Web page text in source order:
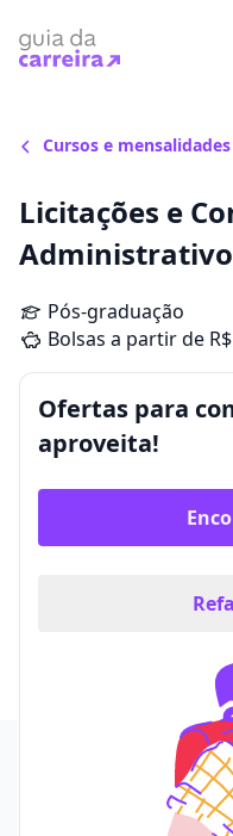
Cursos e mensalidades
Licitações e
Pós-graduação
Bolsas a partir de
Ofertas para
aproveita!